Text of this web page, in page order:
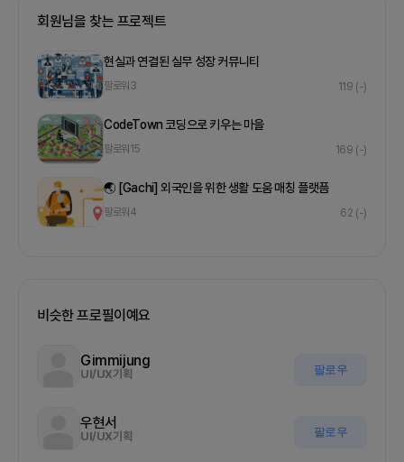
회원님을 찾는 프로젝트
현실과 연결된 실무 성장 커뮤니티
팔로워 3 119 (-)
CodeTown 코딩으로 키우는 마을
팔로워 15 169 (-)
🌏 [Gachi] 외국인을 위한 생활 도움 매칭 플랫픔
팔로워 4 62 (-)
비슷한 프로필이예요
Gimmijung
UI/UX기획 팔로우
우현서
UI/UX기획 팔로우